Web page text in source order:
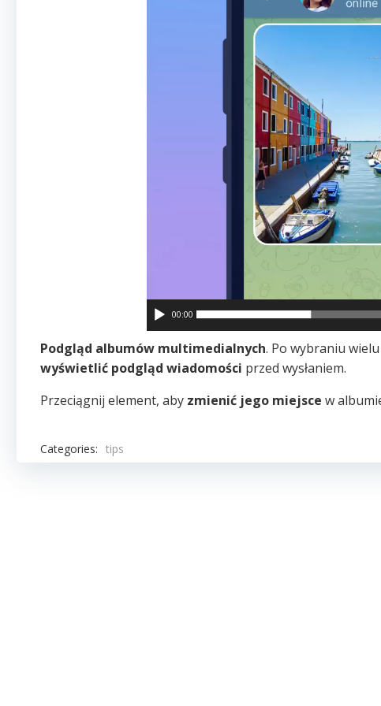
00:00
Podgląd albumów multimedialnych. Po wybraniu
wyświetlić podgląd wiadomości przed wysłaniem.
Przeciągnij element, aby zmienić jego miejsce w
Categories: tips